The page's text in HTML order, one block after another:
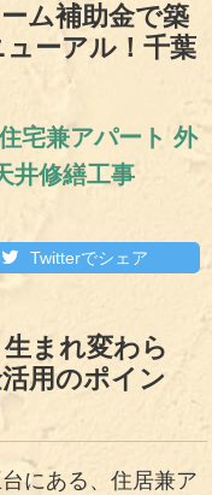
ム補助金で築
ーアル！千葉
宅兼アパート 外
井修繕工事
Twitterでシェア
まれ変わら
用のポイン
にある、住居兼ア